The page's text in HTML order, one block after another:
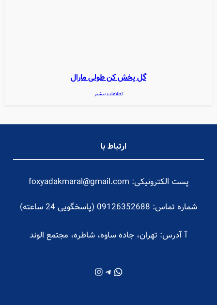
گل پخش کن طولی مارال
اطلاعات بیشتر
ارتباط با
پست الکترونیکی: foxyadakmaral@gmail.com
شماره تماس: 09126352688 (پاسخگویی 24 ساعته)
آآدرس: تهران، جاده ساوه، شاطره، مجتمع الوند
واتس‌اپتلگرام اینستاگرم